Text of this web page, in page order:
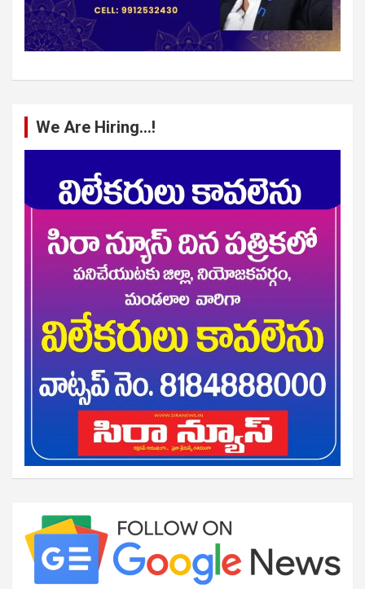
We Are Hiring…!